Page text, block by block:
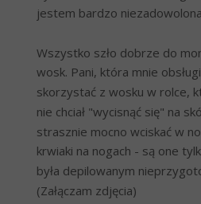
jestem bardzo
Wszystko szło dobrze do
wosk. Pani, która mnie
skorzystać z wosku w rolce,
nie chciał "wycisnąć się" na
strasznie mocno wciskać w
krwiaki na nogach - są one
była depilowanym
(Załączam zdjęcia)